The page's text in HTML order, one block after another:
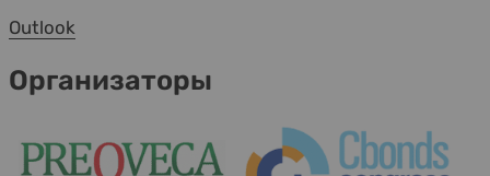
Outlook
Организаторы